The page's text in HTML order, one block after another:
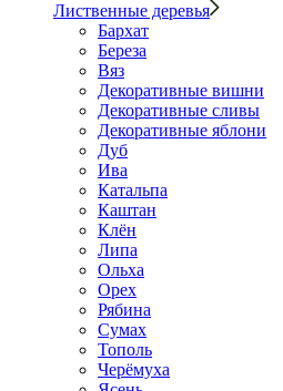
Лиственные деревья
Бархат
Береза
Вяз
Декоративные вишни
Декоративные сливы
Декоративные яблони
Дуб
Ива
Катальпа
Каштан
Клён
Липа
Ольха
Орех
Рябина
Сумах
Тополь
Черёмуха